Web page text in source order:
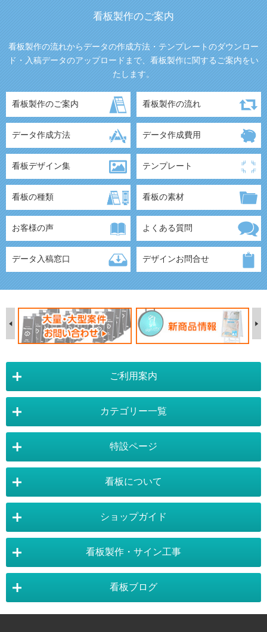
獲得ポイント：1,913pt 販売価格 ¥191,290（税抜 ¥173,900）
看板製作のご案内
看板製作の流れからデータの作成方法・テンプレートのダウンロー
ド・入稿データのアップロードまで、看板製作に関するご案内をい
たします。
看板製作のご案内 看板製作の流れ
データ作成方法 データ作成費用
看板デザイン集 テンプレート
看板の種類 看板の素材
お客様の声 よくある質問
データ入稿窓口 デザインお問合せ
ご利用案内
店舗詳細情報
運営会社 :株式会社トレード
〒454-0011 愛知県 名古屋市中川区山王4-5-10
TEL:052-265-7603 FAX:052-350-2662
お気軽にお問い合わせ下さい。
お問合せ
カテゴリー一覧
スタンド看板：オプション バナースタンド
自立看板 フロアサイン／路面表示
壁面看板
ポスターフレーム イーゼル
特設ページ
バナースタンド特設ページ 大型看板・突出看板特設ページ
イーゼルスタンド特設ページ ホワイトボード特設ページ
販促・店舗用品特設ページ
看板について
看板設置のきまり 看板の用語集
施工事例 スタッフ紹介
ショップガイド
お支払い方法 送料・納期・配送
商品の返品・交換 注文の変更・取り消し
看板製作・サイン工事
看板ブログ